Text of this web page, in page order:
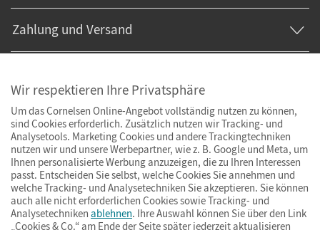
Zahlung und Versand
Wir respektieren Ihre Privatsphäre
Um das Cornelsen Online-Angebot vollständig nutzen zu können,
sind Cookies erforderlich. Zusätzlich nutzen wir Tracking- und
Analysetools. Marketing Cookies und andere Trackingtechniken
nutzen wir und unsere Werbepartner, wie z. B. Google und Meta, um
Ihnen personalisierte Werbung anzuzeigen, die zu Ihren Interessen
passt. Entscheiden Sie selbst, welche Cookies Sie annehmen und
welche Tracking- und Analysetechniken Sie akzeptieren. Sie können
auch alle nicht erforderlichen Cookies sowie Tracking- und
Analysetechniken ablehnen. Ihre Auswahl können Sie über den Link
„Cookies & Co.“ am Ende der Seite später jederzeit aktualisieren